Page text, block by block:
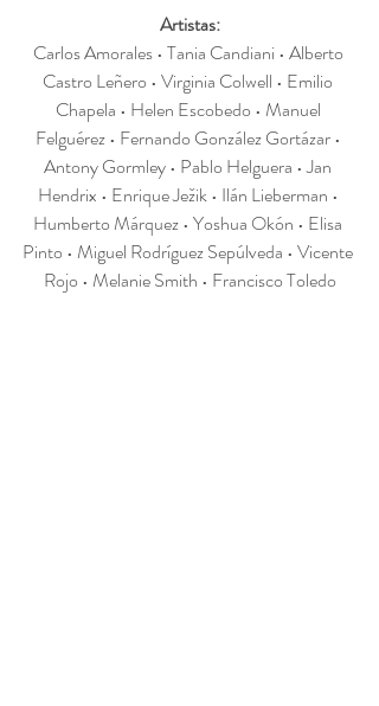
Artistas:
Carlos Amorales • Tania Candiani • Alberto
Castro Leñero • Virginia Colwell • Emilio
Chapela • Helen Escobedo • Manuel
Felguérez • Fernando González Gortázar •
Antony Gormley • Pablo Helguera • Jan
Hendrix • Enrique Ježik • Ilán Lieberman •
Humberto Márquez • Yoshua Okón • Elisa
Pinto • Miguel Rodríguez Sepúlveda • Vicente
Rojo • Melanie Smith • Francisco Toledo